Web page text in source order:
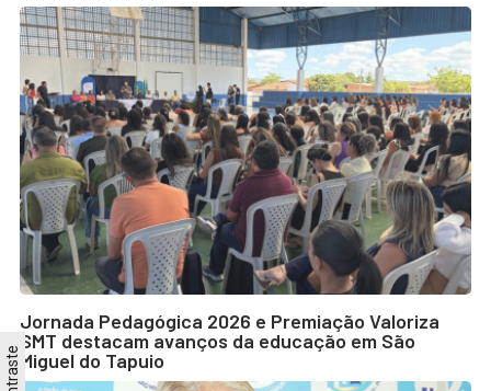
Jornada Pedagógica 2026 e Premiação Valoriza
SMT destacam avanços da educação em São
Miguel do Tapuio